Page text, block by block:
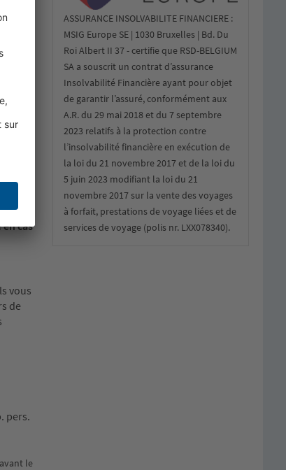
cas
vous
de
pers.
le
ASSURANCE INSOLVABILITE FINANCIERE :
MSIG Europe SE | 1030 Bruxelles | Bd. Du
Roi Albert II 37 - certifie que RSD-BELGIUM
SA a souscrit un contrat d’assurance
Insolvabilité Financière ayant pour objet
de garantir l’assuré, conformément aux
A.R. du 29 mai 2018 et du 7 septembre
2023 relatifs à la protection contre
l’insolvabilité financière en exécution de
la loi du 21 novembre 2017 et de la loi du
5 juin 2023 modifiant la loi du 21
novembre 2017 sur la vente des voyages
à forfait, prestations de voyage liées et de
services de voyage (polis nr. LXX078340).